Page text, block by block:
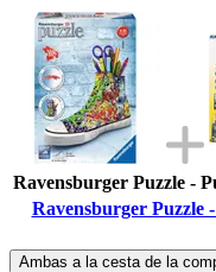
Ravensburger Puzzle -
Ravensburger Puzzle
Ambas a la cesta de la